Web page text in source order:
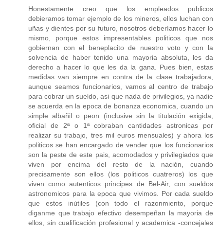
Honestamente creo que los empleados publicos
debieramos tomar ejemplo de los mineros, ellos luchan con
uñas y dientes por su futuro, nosotros deberíamos hacer lo
mismo, porque estos impresentables politicos que nos
gobiernan con el beneplacito de nuestro voto y con la
solvencia de haber tenido una mayoria absoluta, les da
derecho a hacer lo que les da la gana. Pues bien, estas
medidas van siempre en contra de la clase trabajadora,
aunque seamos funcionarios, vamos al centro de trabajo
para cobrar un sueldo, asi que nada de privilegios, ya nadie
se acuerda en la epoca de bonanza economica, cuando un
simple albañil o peon (inclusive sin la titulación exigida,
oficial de 2ª o 1ª cobraban cantidades astronicas por
realizar su trabajo, tres mil euros mensuales) y ahora los
politicos se han encargado de vender que los funcionarios
son la peste de este pais, acomodados y privilegiados que
viven por encima del resto de la nación, cuando
precisamente son ellos (los politicos cuatreros) los que
viven como autenticos principes de Bel-Air, con sueldos
astronomicos para la epoca que vivimos. Por cada sueldo
que estos inútiles (con todo el razonmiento, porque
diganme que trabajo efectivo desempeñan la mayoria de
ellos, sin cualificación profesional y academica -concejales